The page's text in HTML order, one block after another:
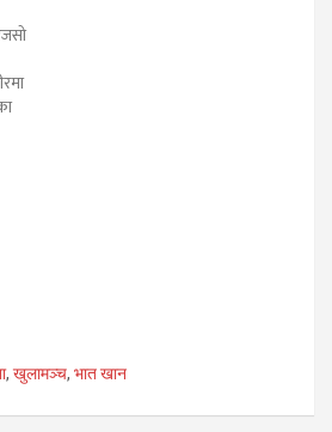
, खुलामञ्च, भात खान